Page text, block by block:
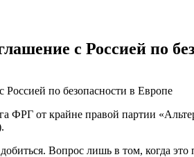
с Россией по
ФРГ от крайне правой партии
Вопрос лишь в том, когда